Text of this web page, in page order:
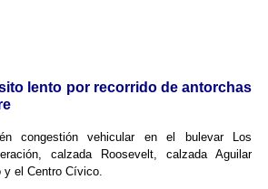
lento por recorrido de antorchas
congestión vehicular en el bulevar Los
calzada Roosevelt, calzada Aguilar
y el Centro Cívico.